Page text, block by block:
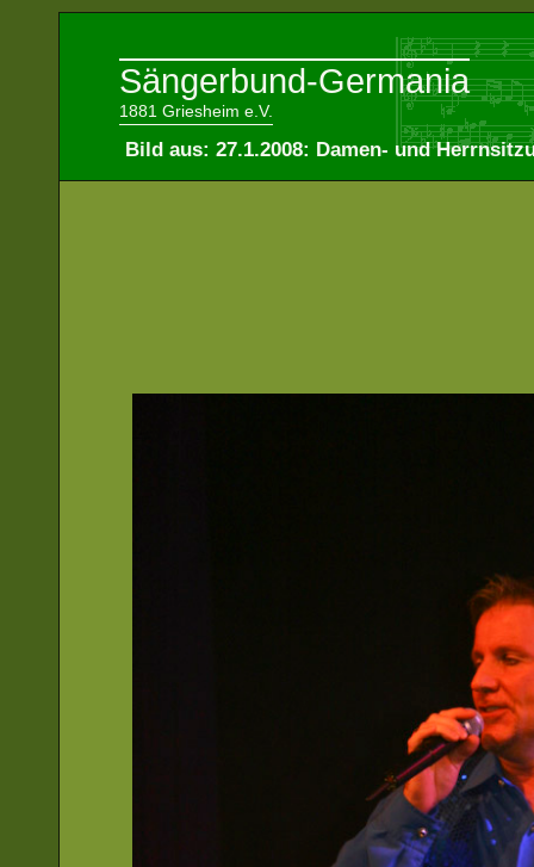
Sängerbund-Germania
1881 Griesheim e.V.
Bild aus: 27.1.2008: Damen- und